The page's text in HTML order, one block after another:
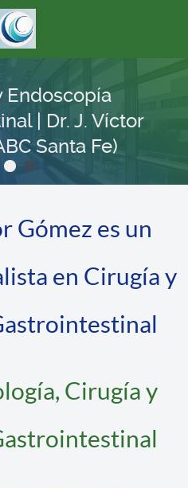
| Dr. J. Víctor
Santa Fe)
Gómez es un
en Cirugía y
Cirugía y